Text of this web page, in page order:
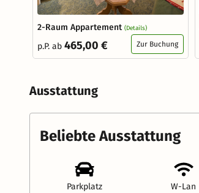
2-Raum Appartement (Details)
p.P. ab 465,00 € Zur Buchung
Ausstattung
Beliebte Ausstattung
Parkplatz W-Lan